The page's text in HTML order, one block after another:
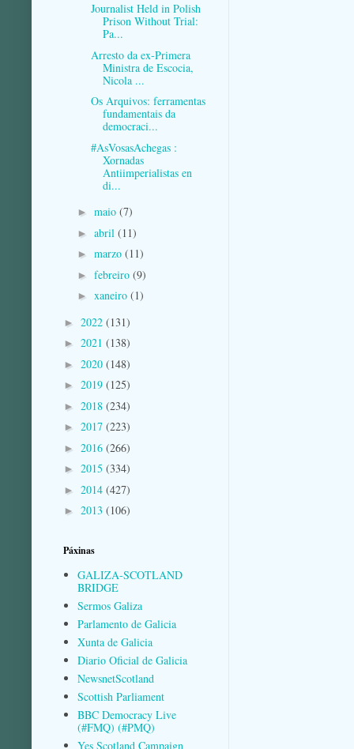
Journalist Held in Polish
Prison Without Trial:
Pa...
Arresto da ex-Primera
Ministra de Escocia,
Nicola ...
Os Arquivos: ferramentas
fundamentais da
democraci...
#AsVosasAchegas :
Xornadas
Antiimperialistas en
di...
► maio (7)
► abril (11)
► marzo (11)
► febreiro (9)
► xaneiro (1)
► 2022 (131)
► 2021 (138)
► 2020 (148)
► 2019 (125)
► 2018 (234)
► 2017 (223)
► 2016 (266)
► 2015 (334)
► 2014 (427)
► 2013 (106)
Páxinas
GALIZA-SCOTLAND
BRIDGE
Sermos Galiza
Parlamento de Galicia
Xunta de Galicia
Diario Oficial de Galicia
NewsnetScotland
Scottish Parliament
BBC Democracy Live
(#FMQ) (#PMQ)
Yes Scotland Campaign